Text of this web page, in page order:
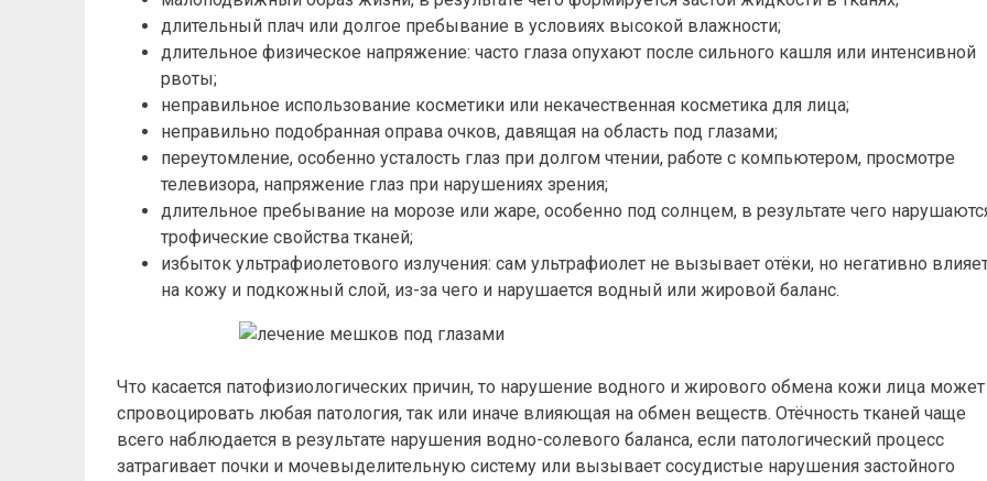
длительный плач или долгое пребывание в условиях высокой влажности;
длительное физическое напряжение: часто глаза опухают после сильного кашля или интенсивной
рвоты;
неправильное использование косметики или некачественная косметика для лица;
неправильно подобранная оправа очков, давящая на область под глазами;
переутомление, особенно усталость глаз при долгом чтении, работе с компьютером, просмотре
телевизора, напряжение глаз при нарушениях зрения;
длительное пребывание на морозе или жаре, особенно под солнцем, в результате чего
трофические свойства тканей;
избыток ультрафиолетового излучения: сам ультрафиолет не вызывает отёки, но негативно
на кожу и подкожный слой, из-за чего и нарушается водный или жировой баланс.
Что касается патофизиологических причин, то нарушение водного и жирового обмена кожи лица может
спровоцировать любая патология, так или иначе влияющая на обмен веществ. Отёчность тканей чаще
всего наблюдается в результате нарушения водно-солевого баланса, если патологический процесс
затрагивает почки и мочевыделительную систему или вызывает сосудистые нарушения застойного